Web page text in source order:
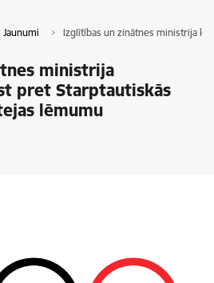
Jaunumi Izglītības un zinātnes ministrija
ministrija
pret Starptautiskās
lēmumu